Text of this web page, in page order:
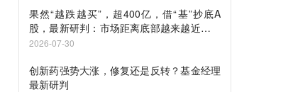
果然“越跌越买”，超400亿，借“基”抄底A
股，最新研判：市场距离底部越来越近，看
好8月至9月修复行情
2026-07-30
创新药强势大涨，修复还是反转？基金经理
最新研判